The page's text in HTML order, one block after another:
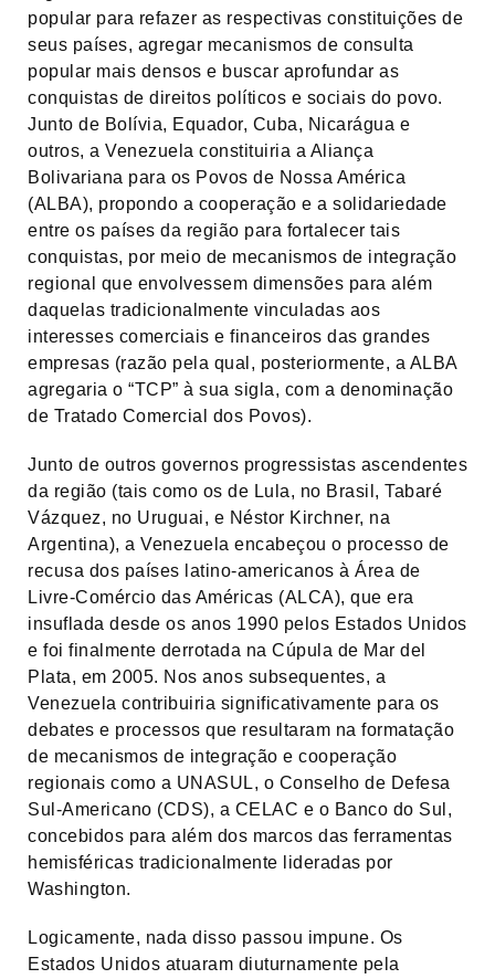
popular para refazer as respectivas constituições de
seus países, agregar mecanismos de consulta
popular mais densos e buscar aprofundar as
conquistas de direitos políticos e sociais do povo.
Junto de Bolívia, Equador, Cuba, Nicarágua e
outros, a Venezuela constituiria a Aliança
Bolivariana para os Povos de Nossa América
(ALBA), propondo a cooperação e a solidariedade
entre os países da região para fortalecer tais
conquistas, por meio de mecanismos de integração
regional que envolvessem dimensões para além
daquelas tradicionalmente vinculadas aos
interesses comerciais e financeiros das grandes
empresas (razão pela qual, posteriormente, a ALBA
agregaria o “TCP” à sua sigla, com a denominação
de Tratado Comercial dos Povos).
Junto de outros governos progressistas ascendentes
da região (tais como os de Lula, no Brasil, Tabaré
Vázquez, no Uruguai, e Néstor Kirchner, na
Argentina), a Venezuela encabeçou o processo de
recusa dos países latino-americanos à Área de
Livre-Comércio das Américas (ALCA), que era
insuflada desde os anos 1990 pelos Estados Unidos
e foi finalmente derrotada na Cúpula de Mar del
Plata, em 2005. Nos anos subsequentes, a
Venezuela contribuiria significativamente para os
debates e processos que resultaram na formatação
de mecanismos de integração e cooperação
regionais como a UNASUL, o Conselho de Defesa
Sul-Americano (CDS), a CELAC e o Banco do Sul,
concebidos para além dos marcos das ferramentas
hemisféricas tradicionalmente lideradas por
Washington.
Logicamente, nada disso passou impune. Os
Estados Unidos atuaram diuturnamente pela